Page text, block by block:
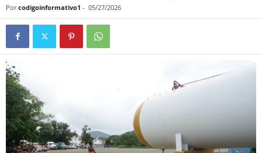
Por codigoinformativo1 - 05/27/2026